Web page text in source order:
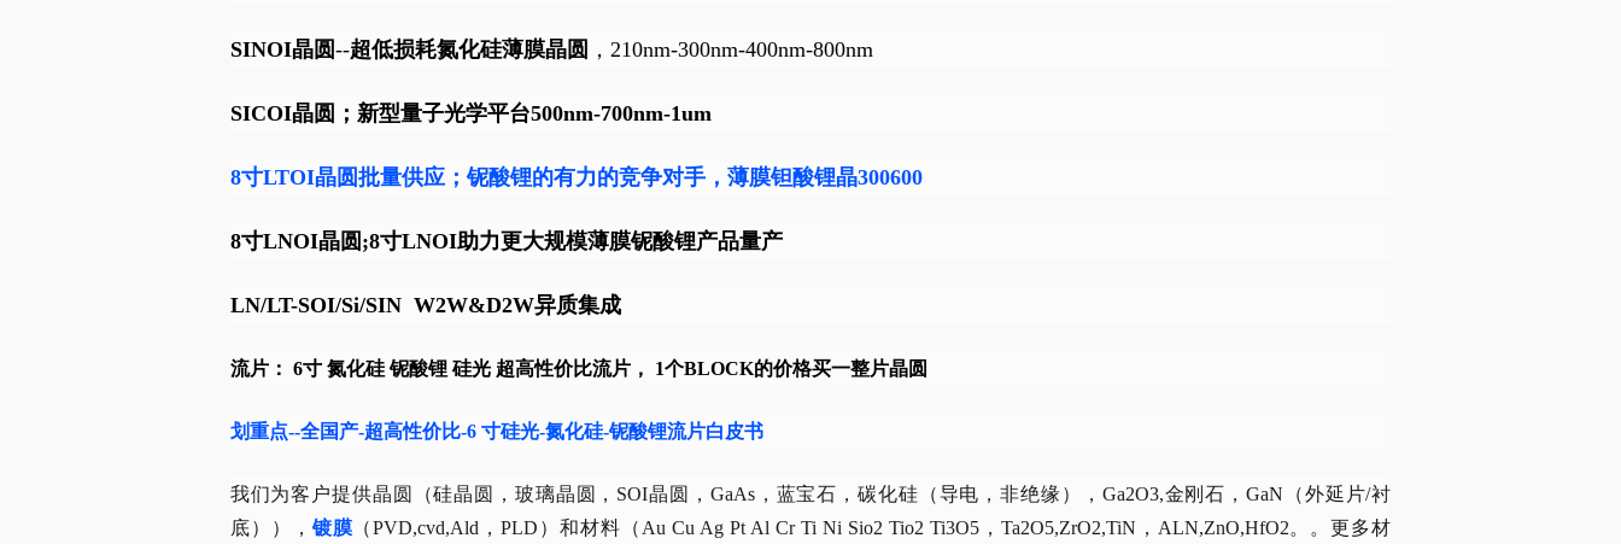
SINOI晶圆--超低损耗氮化硅薄膜晶圆 ，210nm-300nm-400nm-800nm
SICOI晶圆 ；新型量子光学平台500nm-700nm-1um
8寸LTOI晶圆批量供应；铌酸锂的有力的竞争对手，薄膜钽酸锂晶300600
8寸LNOI晶圆;8寸LNOI助力更大规模薄膜铌酸锂产品量产
LN/LT-SOI/Si/SIN W2W&D2W异质集成
流片： 6寸 氮化硅 铌酸锂 硅光 超高性价比流片， 1个BLOCK的价格买一整片晶圆
划重点--全国产-超高性价比-6 寸硅光-氮化硅-铌酸锂流片白皮书
我们为客户提供晶圆（硅晶圆，玻璃晶圆，SOI晶圆，GaAs，蓝宝石，碳化硅（导电，非绝缘），Ga2O3,金刚石，GaN（外延片/衬
底））， 镀膜 （PVD,cvd,Ald，PLD）和材料（Au Cu Ag Pt Al Cr Ti Ni Sio2 Tio2 Ti3O5，Ta2O5,ZrO2,TiN，ALN,ZnO,HfO2。。更多材